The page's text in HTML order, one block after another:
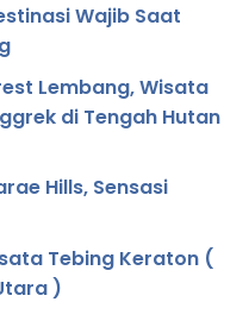
Wajib Saat
Lembang, Wisata
di Tengah Hutan
Hills, Sensasi
Tebing Keraton (
)